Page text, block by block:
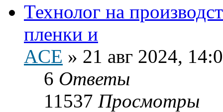
Технолог на
пленки и
ACE » 21 авг 2024,
6 Ответы
11537 Просмотры